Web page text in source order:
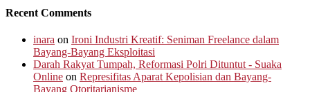
Recent Comments
inara on Ironi Industri Kreatif: Seniman Freelance dalam
Bayang-Bayang Eksploitasi
Darah Rakyat Tumpah, Reformasi Polri Dituntut - Suaka
Online on Represifitas Aparat Kepolisian dan Bayang-
Bayang Otoritarianisme